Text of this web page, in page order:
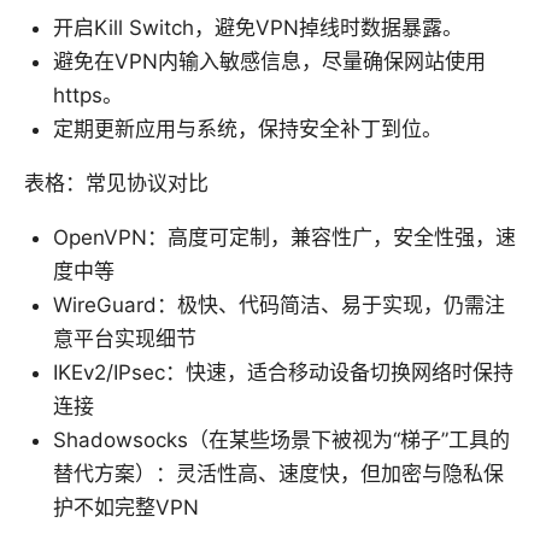
开启Kill Switch，避免VPN掉线时数据暴露。
避免在VPN内输入敏感信息，尽量确保网站使用
https。
定期更新应用与系统，保持安全补丁到位。
表格：常见协议对比
OpenVPN：高度可定制，兼容性广，安全性强，速
度中等
WireGuard：极快、代码简洁、易于实现，仍需注
意平台实现细节
IKEv2/IPsec：快速，适合移动设备切换网络时保持
连接
Shadowsocks（在某些场景下被视为“梯子”工具的
替代方案）：灵活性高、速度快，但加密与隐私保
护不如完整VPN